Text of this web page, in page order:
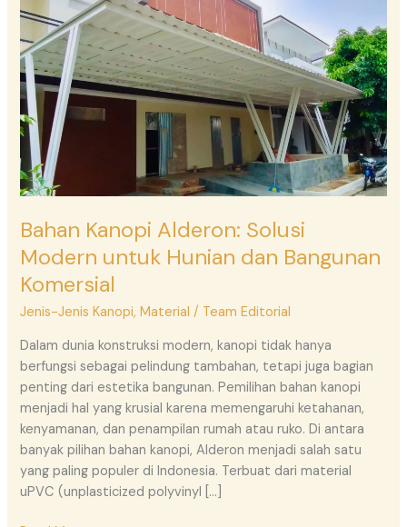
Bahan Kanopi Alderon: Solusi
Modern untuk Hunian dan Bangunan
Komersial
Jenis-Jenis Kanopi,Material / Team Editorial
Dalam dunia konstruksi modern, kanopi tidak hanya
berfungsi sebagai pelindung tambahan, tetapi juga bagian
penting dari estetika bangunan. Pemilihan bahan kanopi
menjadi hal yang krusial karena memengaruhi ketahanan,
kenyamanan, dan penampilan rumah atau ruko. Di antara
banyak pilihan bahan kanopi, Alderon menjadi salah satu
yang paling populer di Indonesia. Terbuat dari material
uPVC (unplasticized polyvinyl […]
Solusi
Modern
untuk
Hunian
dan
Bangunan
Komersial